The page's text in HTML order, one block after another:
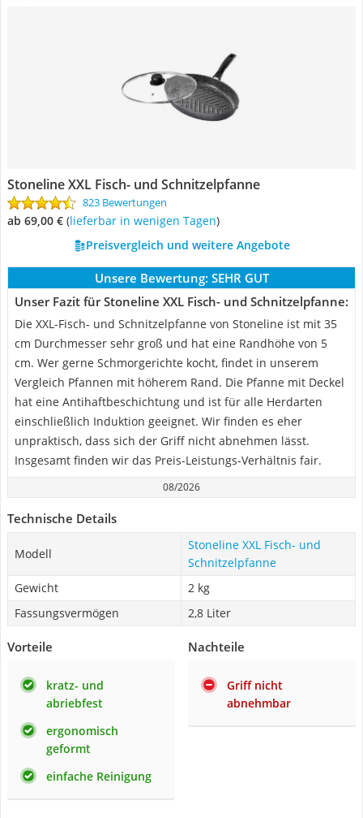
Stoneline XXL Fisch- und Schnitzelpfanne
823 Bewertungen
ab 69,00 € ( Lieferbar in wenigen Tagen)
Preisvergleich und weitere Angebote
Unsere Bewertung: SEHR GUT
Unser Fazit für Stoneline XXL Fisch- und Schnitzelpfanne:
Die XXL-Fisch- und Schnitzelpfanne von Stoneline ist mit 35
cm Durchmesser sehr groß und hat eine Randhöhe von 5
cm. Wer gerne Schmorgerichte kocht, findet in unserem
Vergleich Pfannen mit höherem Rand. Die Pfanne mit Deckel
hat eine Antihaftbeschichtung und ist für alle Herdarten
einschließlich Induktion geeignet. Wir finden es eher
unpraktisch, dass sich der Griff nicht abnehmen lässt.
Insgesamt finden wir das Preis-Leistungs-Verhältnis fair.
08/2026
Technische Details
Modell
Stoneline XXL Fisch- und
Schnitzelpfanne
Gewicht
2 kg
Fassungsvermögen
2,8 Liter
Vorteile
kratz- und
abriebfest
ergonomisch
geformt
einfache Reinigung
Nachteile
Griff nicht
abnehmbar